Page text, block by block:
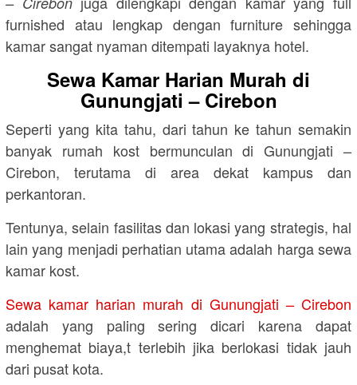
furnished atau lengkap dengan furniture sehingga
kamar sangat nyaman ditempati layaknya hotel.
Sewa Kamar Harian Murah di
Gunungjati – Cirebon
Seperti yang kita tahu, dari tahun ke tahun semakin
banyak rumah kost bermunculan di Gunungjati –
Cirebon, terutama di area dekat kampus dan
perkantoran.
Tentunya, selain fasilitas dan lokasi yang strategis, hal
lain yang menjadi perhatian utama adalah harga sewa
kamar kost.
Sewa kamar harian murah di Gunungjati – Cirebon
adalah yang paling sering dicari karena dapat
menghemat biaya,t terlebih jika berlokasi tidak jauh
dari pusat kota.